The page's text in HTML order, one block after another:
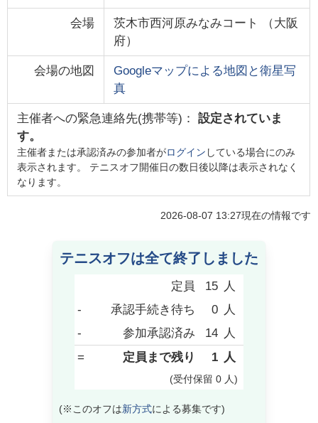
会場 茨木市西河原みなみコート （大阪
府）
会場の地図
Googleマップによる地図と衛星写
真
主催者への緊急連絡先(携帯等)： 設定されていま
す。
主催者または承認済みの参加者がログイン している場合にのみ
表示されます。 テニスオフ開催日の数日後以降は表示されなく
なります。
2026-08-07 13:27現在の情報です
テニスオフは全て終了しました
定員 15 人
-
承認手続き待ち 0 人
-
参加承認済み 14 人
=
定員まで残り 1 人
(受付保留 0 人)
(※このオフは新方式による募集です)